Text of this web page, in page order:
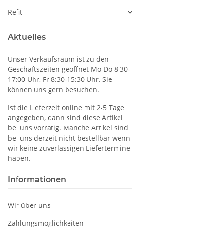
Refit
Aktuelles
Unser Verkaufsraum ist zu den
Geschäftszeiten geöffnet Mo-Do 8:30-
17:00 Uhr, Fr 8:30-15:30 Uhr. Sie
können uns gern besuchen.
Ist die Lieferzeit online mit 2-5 Tage
angegeben, dann sind diese Artikel
bei uns vorrätig. Manche Artikel sind
bei uns derzeit nicht bestellbar wenn
wir keine zuverlässigen Liefertermine
haben.
Informationen
Wir über uns
Zahlungsmöglichkeiten